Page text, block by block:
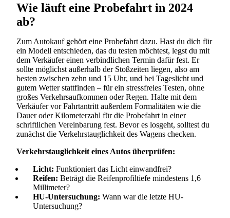
Wie läuft eine Probefahrt in 2024
ab?
Zum Autokauf gehört eine Probefahrt dazu. Hast du dich für
ein Modell entschieden, das du testen möchtest, legst du mit
dem Verkäufer einen verbindlichen Termin dafür fest. Er
sollte möglichst außerhalb der Stoßzeiten liegen, also am
besten zwischen zehn und 15 Uhr, und bei Tageslicht und
gutem Wetter stattfinden – für ein stressfreies Testen, ohne
großes Verkehrsaufkommen oder Regen. Halte mit dem
Verkäufer vor Fahrtantritt außerdem Formalitäten wie die
Dauer oder Kilometerzahl für die Probefahrt in einer
schriftlichen Vereinbarung fest. Bevor es losgeht, solltest du
zunächst die Verkehrstauglichkeit des Wagens checken.
Verkehrstauglichkeit eines Autos überprüfen:
Licht: Funktioniert das Licht einwandfrei?
Reifen: Beträgt die Reifenprofiltiefe mindestens 1,6
Millimeter?
HU-Untersuchung: Wann war die letzte HU-
Untersuchung?